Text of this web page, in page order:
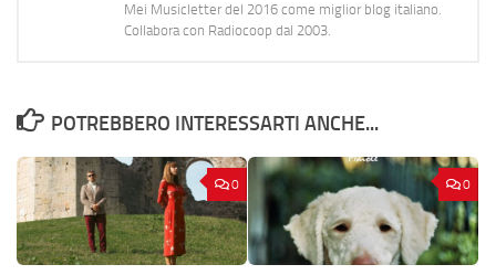
Mei Musicletter del 2016 come miglior blog italiano.
Collabora con Radiocoop dal 2003.
POTREBBERO INTERESSARTI ANCHE...
0 0